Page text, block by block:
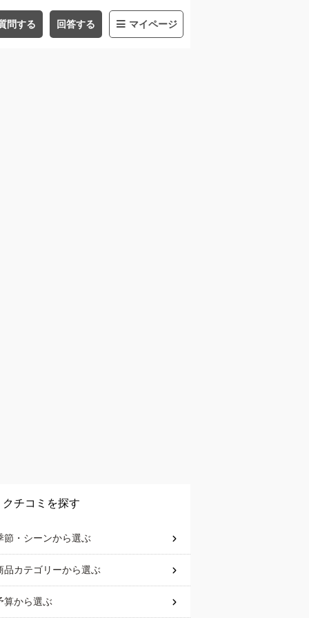
問する 回答する マイページ
クチコミを探す
節・シーンから選ぶ
品カテゴリーから選ぶ
算から選ぶ